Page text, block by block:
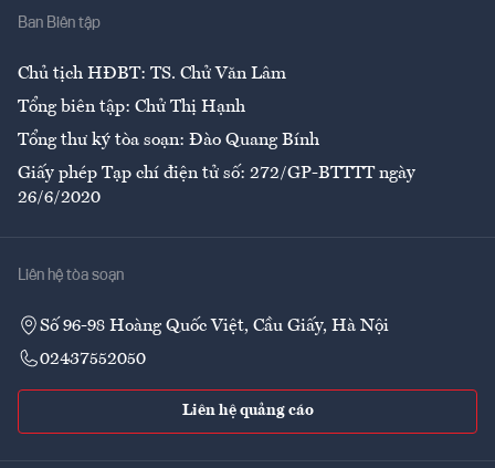
Ban Biên tập
Chủ tịch HĐBT: TS. Chử Văn Lâm
Tổng biên tập: Chử Thị Hạnh
Tổng thư ký tòa soạn: Đào Quang Bính
Giấy phép Tạp chí điện tử số: 272/GP-BTTTT ngày
26/6/2020
Liên hệ tòa soạn
Số 96-98 Hoàng Quốc Việt, Cầu Giấy, Hà Nội
02437552050
Liên hệ quảng cáo